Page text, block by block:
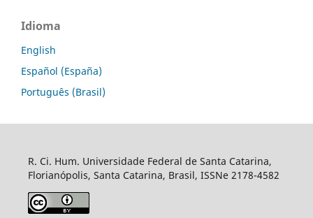
Idioma
English
Español (España)
Português (Brasil)
R. Ci. Hum. Universidade Federal de Santa Catarina,
Florianópolis, Santa Catarina, Brasil, ISSNe 2178-4582